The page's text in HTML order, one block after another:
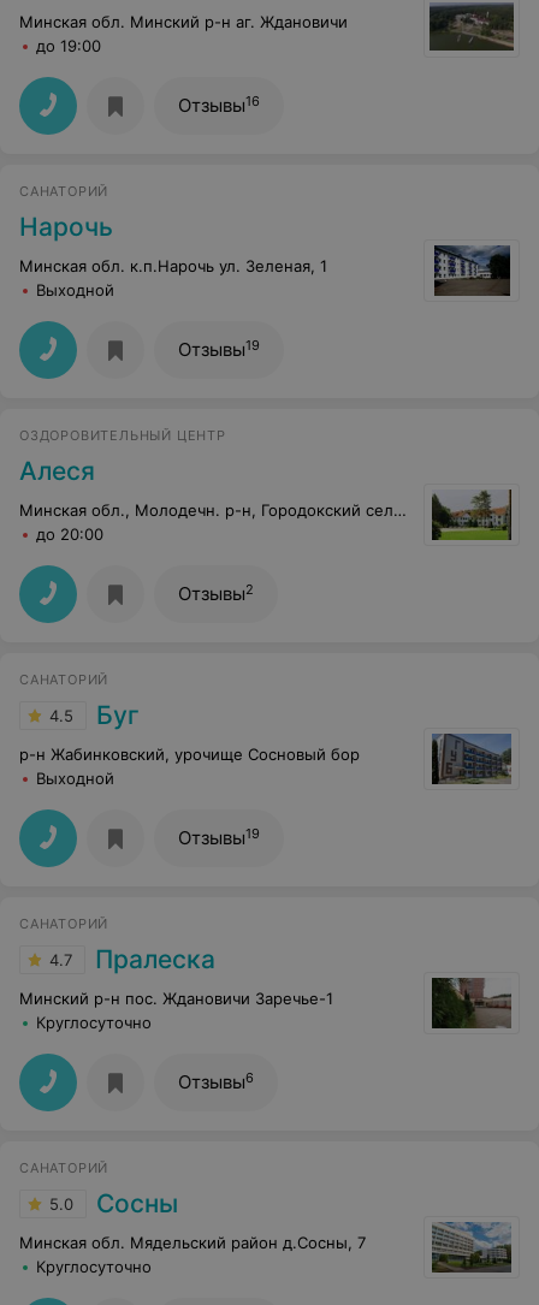
Минская обл. Минский р-н аг. Ждановичи
до 19:00
Отзывы16
САНАТОРИЙ
Нарочь
Минская обл. к.п.Нарочь ул. Зеленая, 1
Выходной
Отзывы19
ОЗДОРОВИТЕЛЬНЫЙ ЦЕНТР
Алеся
Минская обл., Молодечн. р-н, Городокский сельсовет, 4
до 20:00
Отзывы2
САНАТОРИЙ
4.5 Буг
р-н Жабинковский, урочище Сосновый бор
Выходной
Отзывы19
САНАТОРИЙ
4.7 Пралеска
Минский р-н пос. Ждановичи Заречье-1
Круглосуточно
Отзывы6
САНАТОРИЙ
5.0 Сосны
Минская обл. Мядельский район д.Сосны, 7
Круглосуточно